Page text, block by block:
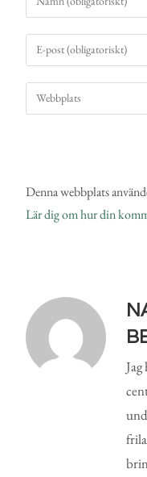
Denna webbplats
Lär dig om hur din